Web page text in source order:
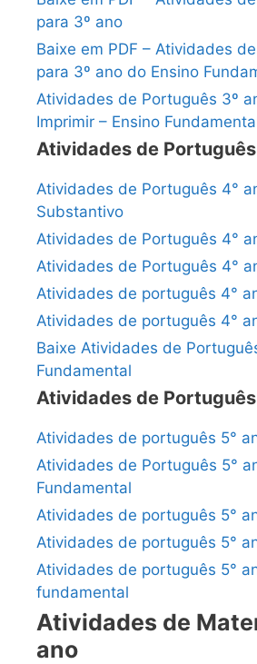
para 3º ano
Baixe em PDF – Atividades
para 3º ano do Ensino
Atividades de Português 3º
Imprimir – Ensino
Atividades de
Atividades de Português 4°
Substantivo
Atividades de Português 4°
Atividades de Português 4°
Atividades de português 4°
Atividades de português 4°
Baixe Atividades de
Fundamental
Atividades de Português
Atividades de português 5°
Atividades de Português 5°
Fundamental
Atividades de português 5°
Atividades de português 5°
Atividades de português 5°
fundamental
Atividades de
ano